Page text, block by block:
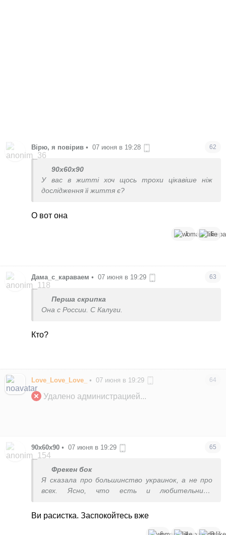
Вірю, я повірив • 07 июня в 19:28 62
90x60x90
У вас в житті хоч щось трохи цікавіше ніж
дослідження їі життя є?
О вот она
1 5
Дама_с_караваем • 07 июня в 19:29 63
Перша скрипка
Она с России. С Калуги.
Кто?
Love_Love_Love_ • 07 июня в 19:29 64
Удалено администрацией...
90x60x90 • 07 июня в 19:29 65
Фрекен бок
Я сказала про большинство украинок, а не про
всех. Ясно, что есть и любительницы
украинок. Вот вы одна из них, получается.
Ви расистка. Заспокойтесь вже